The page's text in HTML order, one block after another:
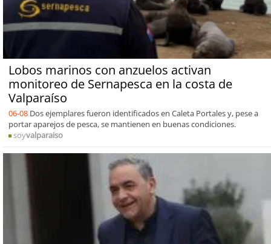
Lobos marinos con anzuelos activan
monitoreo de Sernapesca en la costa de
Valparaíso
06-08 Dos ejemplares fueron identificados en Caleta Portales y, pese a
portar aparejos de pesca, se mantienen en buenas condiciones.
soyvalparaiso